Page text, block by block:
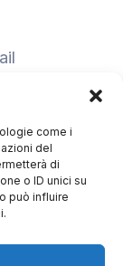
come i
del
di
o ID unici su
può influire
All Rights
|